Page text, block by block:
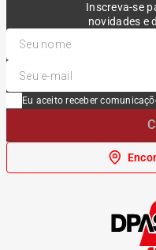
Inscreva-se
novidades e
Eu aceito receber